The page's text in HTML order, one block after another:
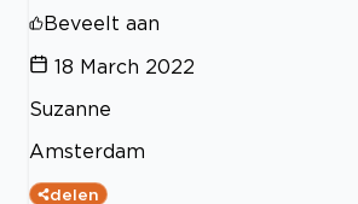
Beveelt aan
18 March 2022
Suzanne
Amsterdam
delen